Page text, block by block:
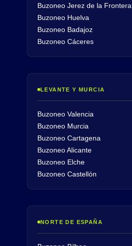
Buzoneo Jerez de la Frontera
Buzoneo Huelva
Buzoneo Badajoz
Buzoneo Cáceres
LEVANTE Y MURCIA
Buzoneo Valencia
Buzoneo Murcia
Buzoneo Cartagena
Buzoneo Alicante
Buzoneo Elche
Buzoneo Castellón
NORTE DE ESPAÑA